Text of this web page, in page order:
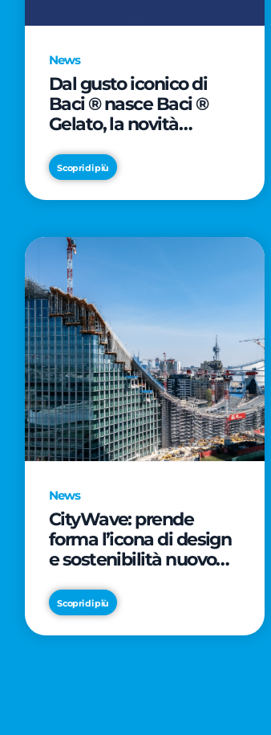
News
Dal gusto iconico di
Baci ® nasce Baci ®
Gelato, la novità
Scopri di più
News
CityWave: prende
forma l’icona di design
e sostenibilità nuovo
Scopri di più